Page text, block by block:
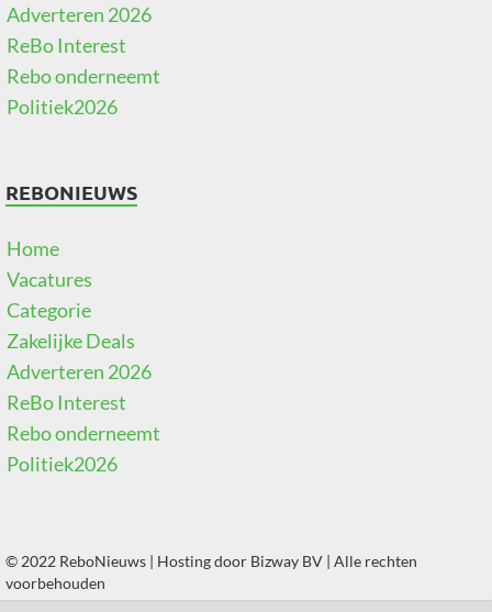
Adverteren 2026
ReBo Interest
Rebo onderneemt
Politiek2026
REBONIEUWS
Home
Vacatures
Categorie
Zakelijke Deals
Adverteren 2026
ReBo Interest
Rebo onderneemt
Politiek2026
© 2022 ReboNieuws | Hosting door Bizway BV | Alle rechten
voorbehouden